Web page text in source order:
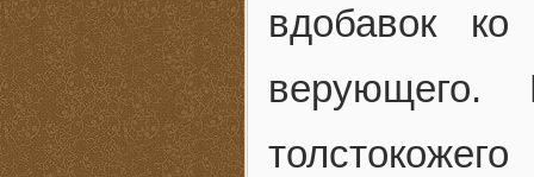
вдобавок